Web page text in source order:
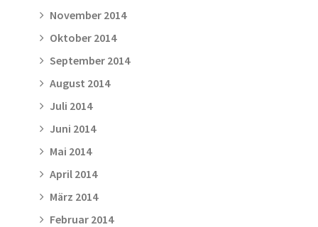
November 2014
Oktober 2014
September 2014
August 2014
Juli 2014
Juni 2014
Mai 2014
April 2014
März 2014
Februar 2014